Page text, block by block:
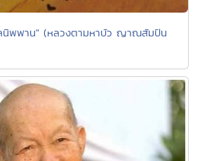
นิพพาน" (หลวงตามหาบัว ญาณสัมปัน